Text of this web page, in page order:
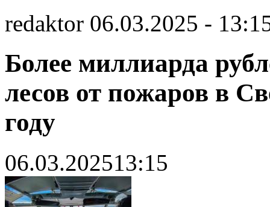
redaktor 06.03.2025 -
Более миллиарда
лесов от пожаров в
году
06.03.202513:15